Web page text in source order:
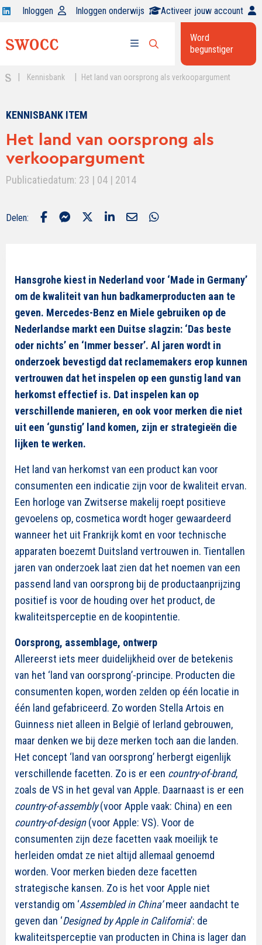
Open
op
Inloggen Inloggen onderwijs Activeer jouw account
Open
zoekbalk
Word
begunstiger
Kennisbank Het land van oorsprong als verkoopargument
KENNISBANK ITEM
Het land van oorsprong als
verkoopargument
Publicatiedatum: 23 | 04 | 2014
Delen:
Hansgrohe kiest in Nederland voor ‘Made in Germany’
om de kwaliteit van hun badkamerproducten aan te
geven. Mercedes-Benz en Miele gebruiken op de
Nederlandse markt een Duitse slagzin: ‘Das beste
oder nichts’ en ‘Immer besser’. Al jaren wordt in
onderzoek bevestigd dat reclamemakers erop kunnen
vertrouwen dat het inspelen op een gunstig land van
herkomst effectief is. Dat inspelen kan op
verschillende manieren, en ook voor merken die niet
uit een ‘gunstig’ land komen, zijn er strategieën die
lijken te werken.
Het land van herkomst van een product kan voor
consumenten een indicatie zijn voor de kwaliteit ervan.
Een horloge van Zwitserse makelij roept positieve
gevoelens op, cosmetica wordt hoger gewaardeerd
wanneer het uit Frankrijk komt en voor technische
apparaten boezemt Duitsland vertrouwen in. Tientallen
jaren van onderzoek laat zien dat het noemen van een
passend land van oorsprong bij de productaanprijzing
positief is voor de houding over het product, de
kwaliteitsperceptie en de koopintentie.
Oorsprong, assemblage, ontwerp
Allereerst iets meer duidelijkheid over de betekenis
van het ‘land van oorsprong’-principe. Producten die
consumenten kopen, worden zelden op één locatie in
één land gefabriceerd. Zo worden Stella Artois en
Guinness niet alleen in België of Ierland gebrouwen,
maar denken we bij deze merken toch aan die landen.
Het concept ‘land van oorsprong’ herbergt eigenlijk
verschillende facetten. Zo is er een country-of-brand,
zoals de VS in het geval van Apple. Daarnaast is er een
country-of-assembly(voor Apple vaak: China) en een
country-of-design(voor Apple: VS). Voor de
consumenten zijn deze facetten vaak moeilijk te
herleiden omdat ze niet altijd allemaal genoemd
worden. Voor merken bieden deze facetten
strategische kansen. Zo is het voor Apple niet
verstandig om ‘Assembled in China’meer aandacht te
geven dan ‘Designed by Apple in California’: de
kwaliteitsperceptie van producten in China is lager dan